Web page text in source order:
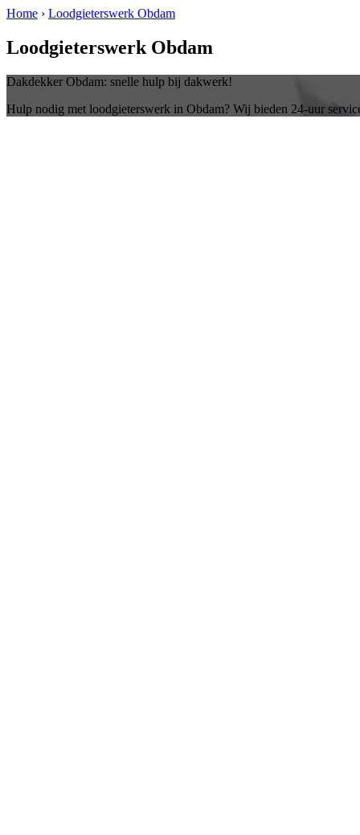
Home › Loodgieterswerk Obdam
Loodgieterswerk Obdam
Dakdekker Obdam: snelle hulp bij dakwerk!
Hulp nodig met loodgieterswerk in Obdam? Wij bieden 24-uur